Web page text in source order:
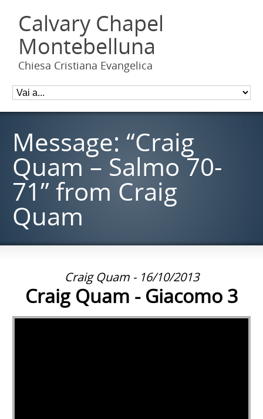
Calvary Chapel
Montebelluna
Chiesa Cristiana Evangelica
Message: “Craig
Quam – Salmo 70-
71” from Craig
Quam
Craig Quam - 16/10/2013
Craig Quam - Giacomo 3